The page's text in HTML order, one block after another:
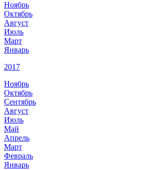
Ноябрь
Октябрь
Август
Июль
Март
Январь
2017
Ноябрь
Октябрь
Сентябрь
Август
Июль
Май
Апрель
Март
Февраль
Январь